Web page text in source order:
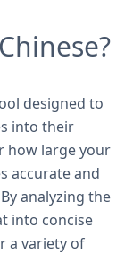
designed to
into their
how large your
accurate and
analyzing the
into concise
a variety of